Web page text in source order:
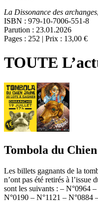
La Dissonance des archanges
ISBN : 979-10-7006-551-8
Parution : 23.01.2026
Pages : 252 | Prix : 13,00 €
TOUTE
Tombola du
Les billets gagnants de la
n’ont pas été retirés à
sont les suivants : – N°0964
N°0190 – N°1121 – N°0884